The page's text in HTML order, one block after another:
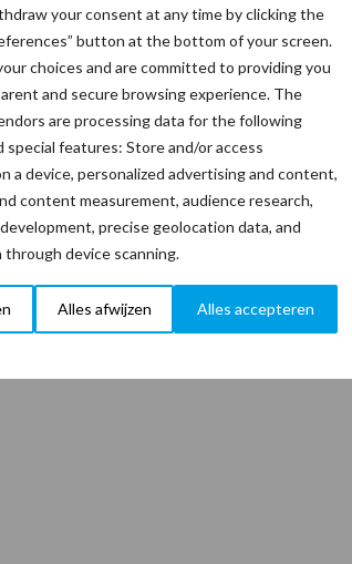
your consent at any time by clicking the
button at the bottom of your screen.
choices and are committed to providing you
and secure browsing experience. The
are processing data for the following
special features: Store and/or access
a device, personalized advertising and content,
content measurement, audience research,
precise geolocation data, and
device scanning.
Alles afwijzen Alles accepteren